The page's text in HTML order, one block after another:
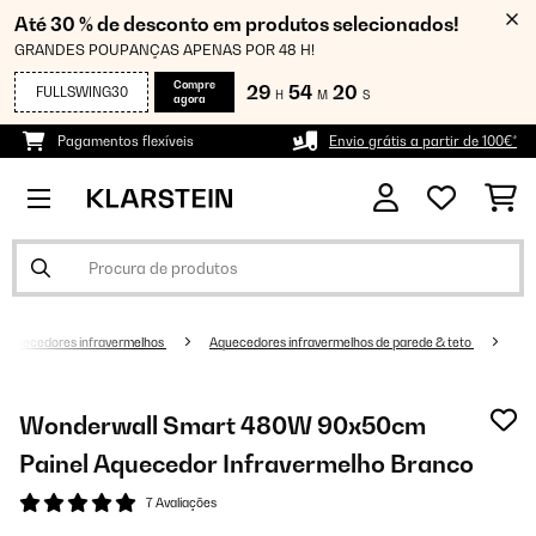
Até 30 % de desconto em produtos selecionados!
GRANDES POUPANÇAS APENAS POR 48 H!
FULLSWING30
Compre
agora
29 H 54 M 19 S
Pagamentos flexíveis Envio grátis a partir de 100€*
Aquecedores infravermelhos Aquecedores infravermelhos de parede & teto
Wonderwall Smart 480W 90x50cm
Painel Aquecedor Infravermelho Branco
7 Avaliações